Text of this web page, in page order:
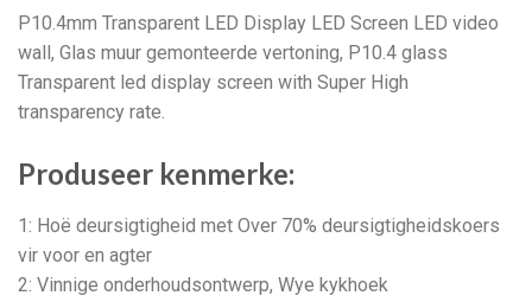
P10.4mm Transparent LED Display LED Screen LED video
wall , Glas muur gemonteerde vertoning, P10.4 glass
Transparent led display screen with Super High
transparency rate.
Produseer kenmerke:
1: Hoë deursigtigheid met Over 70% deursigtigheidskoers
vir voor en agter
2: Vinnige onderhoudsontwerp, Wye kykhoek